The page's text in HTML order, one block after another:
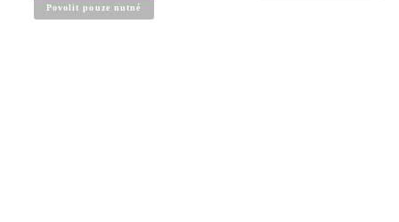
Články a návody
Povolit pouze nutné